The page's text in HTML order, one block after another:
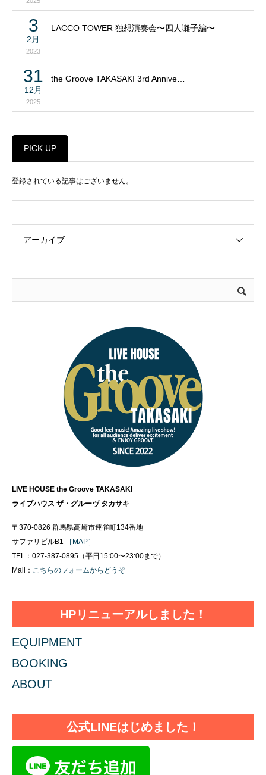
3
2月
2023
LACCO TOWER 独想演奏会〜四人囃子編〜
31
12月
2025
the Groove TAKASAKI 3rd Annive…
PICK UP
登録されている記事はございません。
アーカイブ
LIVE HOUSE the Groove TAKASAKI
ライブハウス ザ・グルーヴ タカサキ
〒370-0826 群馬県高崎市連雀町134番地
サファリビルB1
［MAP］
TEL：027-387-0895（平日15:00〜23:00まで）
Mail： こちらのフォームからどうぞ
HPリニューアルしました！
EQUIPMENT
BOOKING
ABOUT
公式LINEはじめました！